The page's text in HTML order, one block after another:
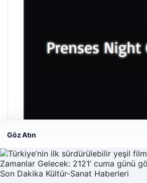
Prenses Night Club
Nisan 29, 2026
Göz Atın